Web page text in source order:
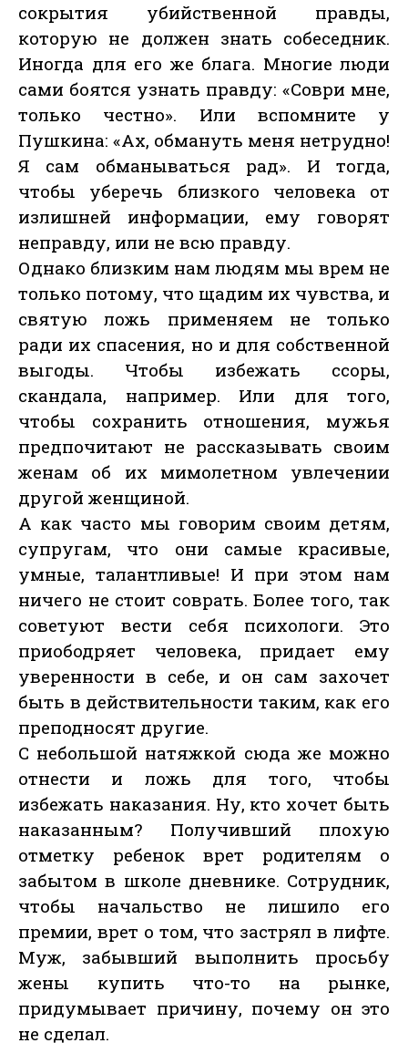
сокрытия убийственной правды,
которую не должен знать собеседник.
Иногда для его же блага. Многие люди
сами боятся узнать правду: «Соври мне,
только честно». Или вспомните у
Пушкина: «Ах, обмануть меня нетрудно!
Я сам обманываться рад». И тогда,
чтобы уберечь близкого человека от
излишней информации, ему говорят
неправду, или не всю правду.
Однако близким нам людям мы врем не
только потому, что щадим их чувства, и
святую ложь применяем не только
ради их спасения, но и для собственной
выгоды. Чтобы избежать ссоры,
скандала, например. Или для того,
чтобы сохранить отношения, мужья
предпочитают не рассказывать своим
женам об их мимолетном увлечении
другой женщиной.
А как часто мы говорим своим детям,
супругам, что они самые красивые,
умные, талантливые! И при этом нам
ничего не стоит соврать. Более того, так
советуют вести себя психологи. Это
приободряет человека, придает ему
уверенности в себе, и он сам захочет
быть в действительности таким, как его
преподносят другие.
С небольшой натяжкой сюда же можно
отнести и ложь для того, чтобы
избежать наказания. Ну, кто хочет быть
наказанным? Получивший плохую
отметку ребенок врет родителям о
забытом в школе дневнике. Сотрудник,
чтобы начальство не лишило его
премии, врет о том, что застрял в лифте.
Муж, забывший выполнить просьбу
жены купить что-то на рынке,
придумывает причину, почему он это
не сделал.